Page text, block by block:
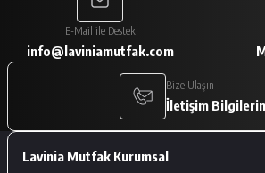
Paketleme çok iyiydi. Ürünler tam
istediğimiz gibiydi.
A... V... | 29/01/2026
Deneyimini Paylaş
E-Mail ile Destek
info@laviniamutfak.com
Bize Ulaşın
İletişim
Lavinia Mutfak Kurumsal